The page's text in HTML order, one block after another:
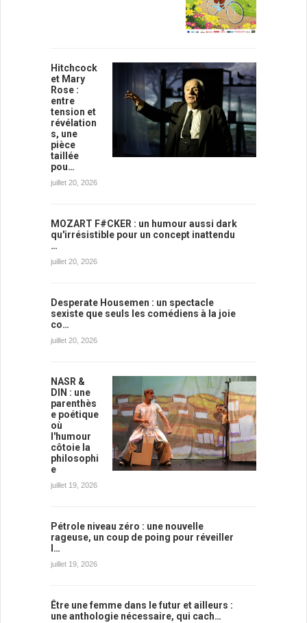
Hitchcock
et Mary
Rose :
entre
tension et
révélation
s, une
pièce
taillée
pou…
juillet 20, 2026
MOZART F#CKER : un humour aussi dark
qu'irrésistible pour un concept inattendu
…
juillet 20, 2026
Desperate Housemen : un spectacle
sexiste que seuls les comédiens à la joie
co…
juillet 20, 2026
NASR &
DIN : une
parenthès
e poétique
où
l'humour
côtoie la
philosophi
e
juillet 19, 2026
Pétrole niveau zéro : une nouvelle
rageuse, un coup de poing pour réveiller
l…
juillet 19, 2026
Être une femme dans le futur et ailleurs :
une anthologie nécessaire, qui cach…